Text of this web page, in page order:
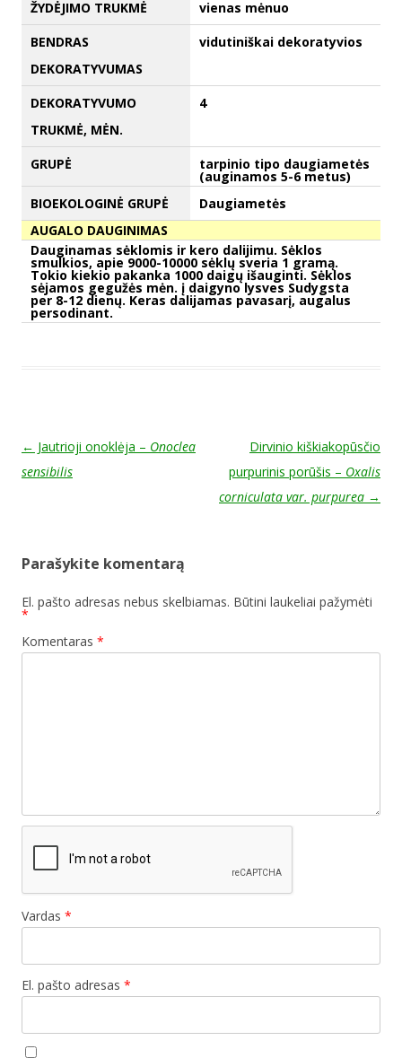
ŽYDĖJIMO TRUKMĖ
vienas mėnuo
BENDRAS
DEKORATYVUMAS
vidutiniškai dekoratyvios
DEKORATYVUMO
TRUKMĖ, MĖN.
4
GRUPĖ tarpinio tipo daugiametės
(auginamos 5-6 metus)
BIOEKOLOGINĖ GRUPĖ
Daugiametės
AUGALO DAUGINIMAS
Dauginamas sėklomis ir kero dalijimu. Sėklos
smulkios, apie 9000-10000 sėklų sveria 1 gramą.
Tokio kiekio pakanka 1000 daigų išauginti. Sėklos
sėjamos gegužės mėn. į daigyno lysves Sudygsta
per 8-12 dienų. Keras dalijamas pavasarį, augalus
persodinant.
Post navigation
← Jautrioji onoklėja – Onoclea
sensibilis
Dirvinio kiškiakopūsčio
purpurinis porūšis – Oxalis
corniculata var. purpurea →
Parašykite komentarą
El. pašto adresas nebus skelbiamas. Būtini laukeliai pažymėti
*
Komentaras *
Vardas *
El. pašto adresas *